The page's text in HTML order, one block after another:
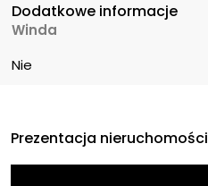
Dodatkowe informacje
Winda
Nie
Prezentacja nieruchomości